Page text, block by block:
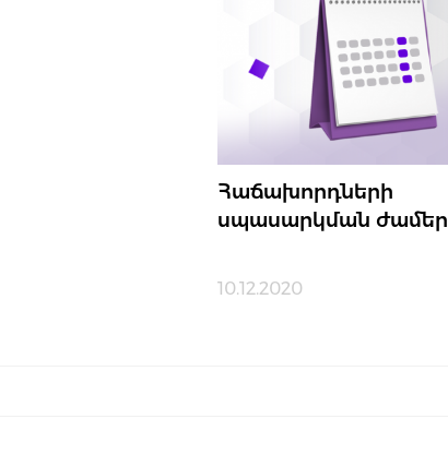
Հաճախորդների
սպասարկման ժամեր
10.12.2020